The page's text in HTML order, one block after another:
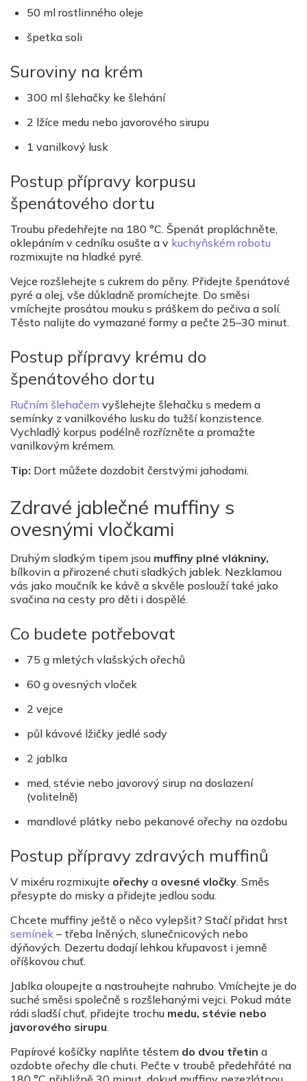
50 ml rostlinného oleje
špetka soli
Suroviny na krém
300 ml šlehačky ke šlehání
2 lžíce medu nebo javorového sirupu
1 vanilkový lusk
Postup přípravy korpusu
špenátového dortu
Troubu předehřejte na 180 °C. Špenát propláchněte,
oklepáním v cedníku osušte a v kuchyňském robotu
rozmixujte na hladké pyré.
Vejce rozšlehejte s cukrem do pěny. Přidejte špenátové
pyré a olej, vše důkladně promíchejte. Do směsi
vmíchejte prosátou mouku s práškem do pečiva a solí.
Těsto nalijte do vymazané formy a pečte 25–30 minut.
Postup přípravy krému do
špenátového dortu
Ručním šlehačem vyšlehejte šlehačku s medem a
semínky z vanilkového lusku do tužší konzistence.
Vychladlý korpus podélně rozřízněte a promažte
vanilkovým krémem.
Tip: Dort můžete dozdobit čerstvými jahodami.
Zdravé jablečné muffiny s
ovesnými vločkami
Druhým sladkým tipem jsou muffiny plné vlákniny,
bílkovin a přirozené chuti sladkých jablek. Nezklamou
vás jako moučník ke kávě a skvěle poslouží také jako
svačina na cesty pro děti i dospělé.
Co budete potřebovat
75 g mletých vlašských ořechů
60 g ovesných vloček
2 vejce
půl kávové lžičky jedlé sody
2 jablka
med, stévie nebo javorový sirup na doslazení
(volitelně)
mandlové plátky nebo pekanové ořechy na ozdobu
Postup přípravy zdravých muffinů
V mixéru rozmixujte ořechy a ovesné vločky. Směs
přesypte do misky a přidejte jedlou sodu.
Chcete muffiny ještě o něco vylepšit? Stačí přidat hrst
semínek – třeba lněných, slunečnicových nebo
dýňových. Dezertu dodají lehkou křupavost i jemně
oříškovou chuť.
Jablka oloupejte a nastrouhejte nahrubo. Vmíchejte je do
suché směsi společně s rozšlehanými vejci. Pokud máte
rádi sladší chuť, přidejte trochu medu, stévie nebo
javorového sirupu.
Papírové košíčky naplňte těstem do dvou třetin a
ozdobte ořechy dle chuti. Pečte v troubě předehřáté na